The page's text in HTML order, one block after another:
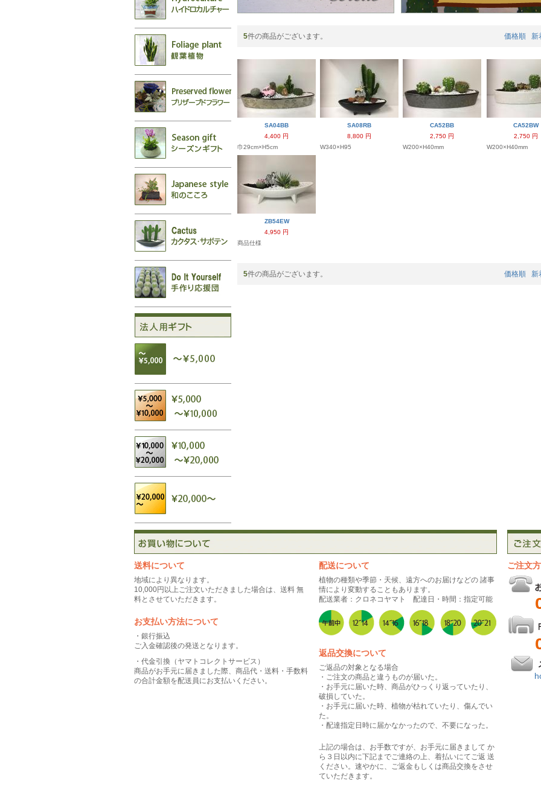
5件の商品がございます。 価格順 新
SA04BB
4,400 円
巾29cm×H5cm
SA08RB
8,800 円
W340×H95
CA52BB
2,750 円
W200×H40mm
CA52BW
2,750 円
W200×H40mm
ZB54EW
4,950 円
商品仕様
5件の商品がございます。 価格順 新
送料について
地域により異なります。
10,000円以上ご注文いただきました場合は、送料 無
料とさせていただきます。
お支払い方法について
・銀行振込
ご入金確認後の発送となります。
・代金引換（ヤマトコレクトサービス）
商品がお手元に届きました際、商品代・送料・手数料
の合計金額を配送員にお支払いください。
配送について
植物の種類や季節・天候、遠方へのお届けなどの 諸事
情により変動することもあります。
配送業者：クロネコヤマト 配達日・時間：指定可能
返品交換について
ご返品の対象となる場合
・ご注文の商品と違うものが届いた。
・お手元に届いた時、商品がひっくり返っていたり、
破損していた。
・お手元に届いた時、植物が枯れていたり、傷んでい
た。
・配達指定日時に届かなかったので、不要になった。
上記の場合は、お手数ですが、お手元に届きまして か
ら３日以内に下記までご連絡の上、着払いにてご返 送
ください。速やかに、ご返金もしくは商品交換をさせ
ていただきます。
ご注文